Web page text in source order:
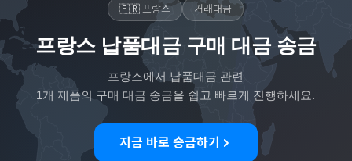
🇫🇷 프랑스 거래대금
프랑스 납품대금 구매 대금 송금
프랑스에서 납품대금 관련
1개 제품의 구매 대금 송금을 쉽고 빠르게 진행하세요.
지금 바로 송금하기